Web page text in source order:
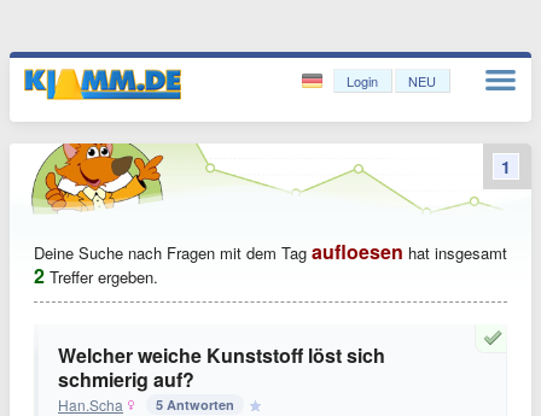
Login NEU
Deine Suche nach Fragen mit dem Tag aufloesen hat insgesamt
2 Treffer ergeben.
Welcher weiche Kunststoff löst sich
schmierig auf?
Han.Scha 5 Antworten
1